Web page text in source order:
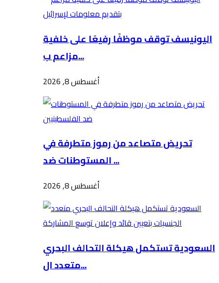
اليونيسف توقف موظفًا رفيعًا على خلفية
مزاعم ب...
أغسطس 8, 2026
تحريض متصاعد من رموز متطرفة في
المستوطنات ضد ...
أغسطس 8, 2026
السعودية تستكمل هيكلة التحالف البحري
متعدد ال...